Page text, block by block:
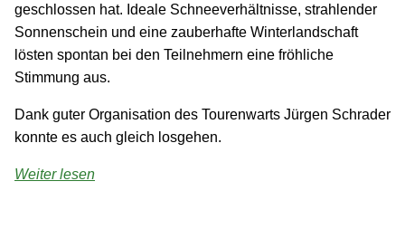
geschlossen hat. Ideale Schnee­verhältnisse, strahlender
Sonnenschein und eine zauberhafte Winter­landschaft
lösten spontan bei den Teilnehmern eine fröhliche
Stimmung aus.
Dank guter Organisation des Tourenwarts Jürgen Schrader
konnte es auch gleich losgehen.
Weiter lesen